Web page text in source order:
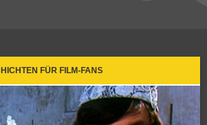
FÜR FILM-FANS